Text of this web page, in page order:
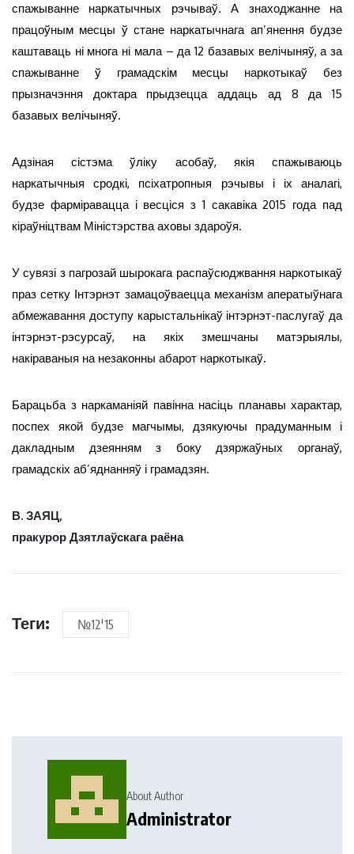
спажыванне наркатычных рэчываў. А знаходжанне на
працоўным месцы ў стане наркатычнага ап’янення будзе
каштаваць ні многа ні мала – да 12 базавых велічыняў, а за
спажыванне ў грамадскім месцы наркотыкаў без
прызначэння доктара прыдзецца аддаць ад 8 да 15
базавых велічыняў.
Адзіная сістэма ўліку асобаў, якія спажываюць
наркатычныя сродкі, псіхатропныя рэчывы і іх аналагі,
будзе фарміравацца і весціся з 1 сакавіка 2015 года пад
кіраўніцтвам Міністэрства аховы здароўя.
У сувязі з пагрозай шырокага распаўсюджвання наркотыкаў
праз сетку Інтэрнэт замацоўваецца механізм аператыўнага
абмежавання доступу карыстальнікаў інтэрнэт-паслугаў да
інтэрнэт-рэсурсаў, на якіх змешчаны матэрыялы,
накіраваныя на незаконны абарот наркотыкаў.
Барацьба з наркаманіяй павінна насіць планавы характар,
поспех якой будзе магчымы, дзякуючы прадуманным і
дакладным дзеянням з боку дзяржаўных органаў,
грамадскіх аб’яднанняў і грамадзян.
В. ЗАЯЦ,
пракурор Дзятлаўскага раёна
Теги: №12'15
About Author
Administrator